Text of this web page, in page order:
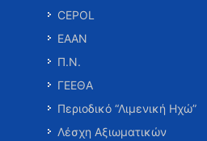
CEPOL
ΕΑΑΝ
Π.Ν.
ΓΕΕΘΑ
Περιοδικό “Λιμενική Ηχώ”
Λέσχη Αξιωματικών